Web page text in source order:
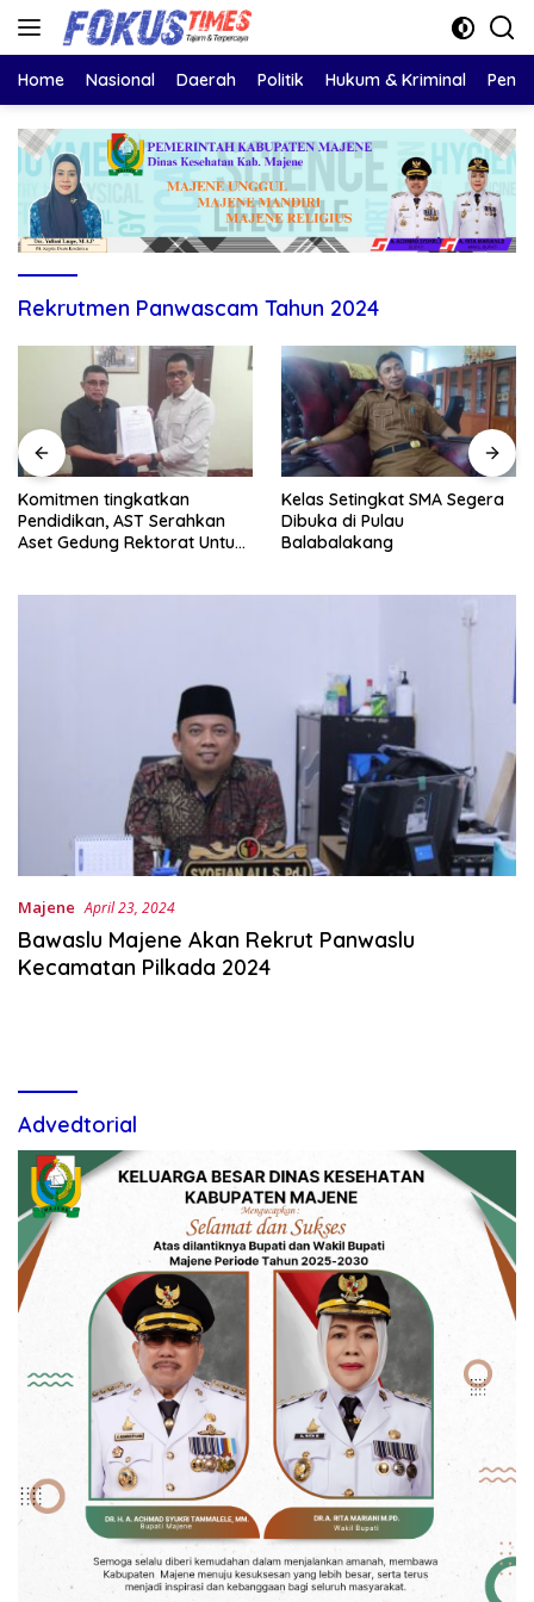
Langsung
Home Nasional Daerah Politik Hukum & Kriminal
Rekrutmen Panwascam Tahun 2024
Komitmen tingkatkan
Pendidikan, AST Serahkan
Aset Gedung Rektorat Untuk
Kelas Setingkat SMA Segera
Dibuka di Pulau
Balabalakang
Majene April 23, 2024
Bawaslu Majene Akan Rekrut Panwaslu
Kecamatan Pilkada 2024
Advedtorial